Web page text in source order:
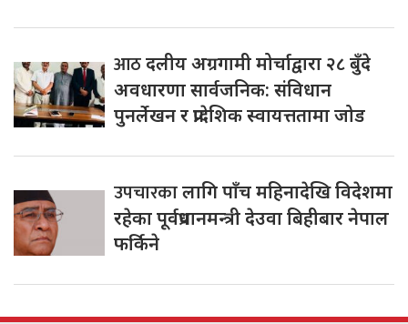
आठदलीय अग्रगामी मोर्चाद्वारा २८ बुँदे
अवधारणा सार्वजनिक: संविधान
पुनर्लेखन र प्रादेशिक स्वायत्ततामा जोड
उपचारकालागि पाँच महिनादेखि विदेशमा
रहेका पूर्वप्रधानमन्त्री देउवा बिहीबार नेपाल
फर्किने